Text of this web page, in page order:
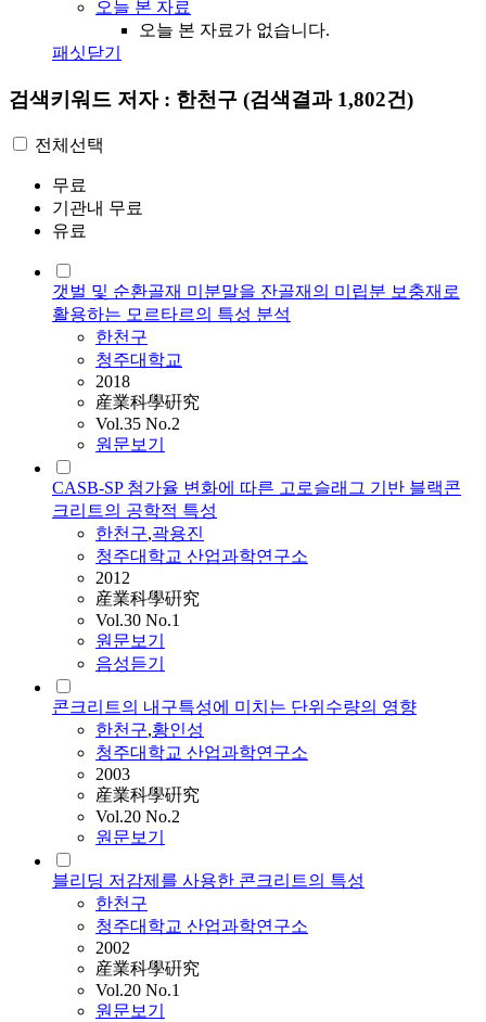
오늘 본 자료
오늘 본 자료가 없습니다.
패싯닫기
검색키워드 저자 : 한천구 (검색결과 1,802건)
전체선택
무료
기관내 무료
유료
갯벌 및 순환골재 미분말을 잔골재의 미립분 보충재로
활용하는 모르타르의 특성 분석
한천구
청주대학교
2018
産業科學硏究
Vol.35 No.2
원문보기
CASB-SP 첨가율 변화에 따른 고로슬래그 기반 블랙콘
크리트의 공학적 특성
한천구,곽용진
청주대학교 산업과학연구소
2012
産業科學硏究
Vol.30 No.1
원문보기
음성듣기
콘크리트의 내구특성에 미치는 단위수량의 영향
한천구,황인성
청주대학교 산업과학연구소
2003
産業科學硏究
Vol.20 No.2
원문보기
블리딩 저감제를 사용한 콘크리트의 특성
한천구
청주대학교 산업과학연구소
2002
産業科學硏究
Vol.20 No.1
원문보기